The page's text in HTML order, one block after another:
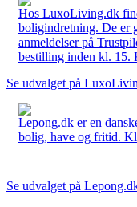
Hos LuxoLiving.dk
boligindretning. De er
anmeldelser på
bestilling inden kl. 15.
Se udvalget på
Lepong.dk er en
bolig, have og fritid.
Se udvalget på